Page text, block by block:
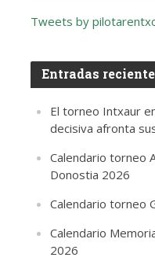
Tweets by
Entradas
El torneo Intxaur
decisiva afronta
Calendario torneo
Donostia 2026
Calendario torneo
Calendario
2026